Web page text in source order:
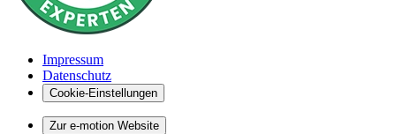
Impressum
Datenschutz
Cookie-Einstellungen
Zur e-motion Website